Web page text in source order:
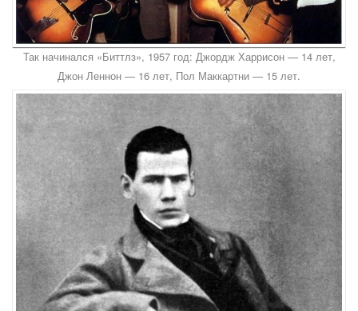
Так начинался «Биттлз», 1957 год: Джордж Харрисон — 14 лет,
Джон Леннон — 16 лет, Пол Маккартни — 15 лет.